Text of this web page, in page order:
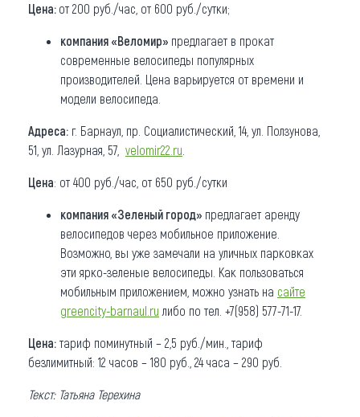
Цена: от 200 руб./час, от 600 руб./сутки;
компания «Веломир» предлагает в прокат
современные велосипеды популярных
производителей. Цена варьируется от времени и
модели велосипеда.
Адреса: г. Барнаул, пр. Социалистический, 14, ул. Ползунова,
51, ул. Лазурная, 57, velomir22.ru
Цена: от 400 руб./час, от 650 руб./сутки
компания «Зеленый город» предлагает аренду
велосипедов через мобильное приложение.
Возможно, вы уже замечали на уличных парковках
эти ярко-зеленые велосипеды. Как пользоваться
мобильным приложением, можно узнать на сайте
greencity-barnaul.ru либо по тел. +7(958) 577-71-17.
Цена: тариф поминутный – 2,5 руб./мин., тариф
безлимитный: 12 часов – 180 руб., 24 часа – 290 руб.
Текст: Татьяна Терехина